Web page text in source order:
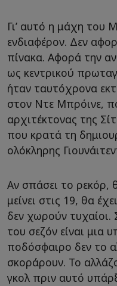
Γι’ αυτό η μάχη του
ενδιαφέρον. Δεν
πίνακα. Αφορά την
ως κεντρικού
ήταν ταυτόχρονα
στον Ντε Μπρόινε,
αρχιτέκτονας της
που κρατά τη
ολόκληρης
Αν σπάσει το ρεκόρ,
μείνει στις 19, θα
δεν χωρούν τυχαίοι.
του σεζόν είναι μια
ποδόσφαιρο δεν το
σκοράρουν. Το
γκολ πριν αυτό